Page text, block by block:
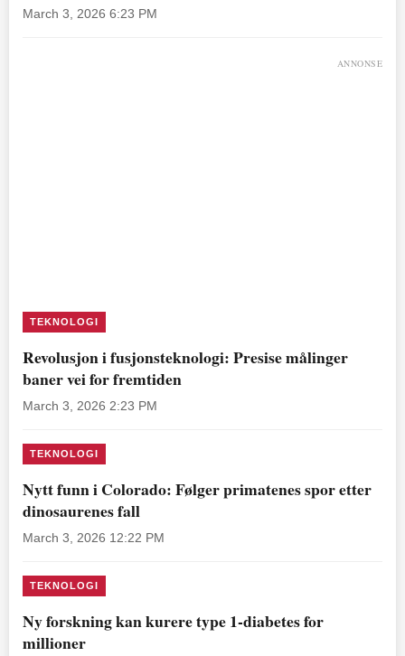
March 3, 2026 6:23 PM
ANNONSE
TEKNOLOGI
Revolusjon i fusjonsteknologi: Presise målinger
baner vei for fremtiden
March 3, 2026 2:23 PM
TEKNOLOGI
Nytt funn i Colorado: Følger primatenes spor etter
dinosaurenes fall
March 3, 2026 12:22 PM
TEKNOLOGI
Ny forskning kan kurere type 1-diabetes for
millioner